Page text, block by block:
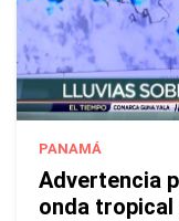
PANAMÁ
Advertencia
onda tropical